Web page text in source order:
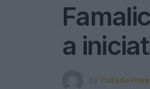
a
by Cidade Hoje